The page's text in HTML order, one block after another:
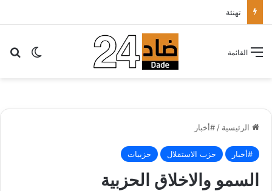
تهنئة
الوضع القائمة
الرئيسية / #أخبار
#أخبار حزب الاستقلال حزبيات
السمو والاخلاق الحزبية